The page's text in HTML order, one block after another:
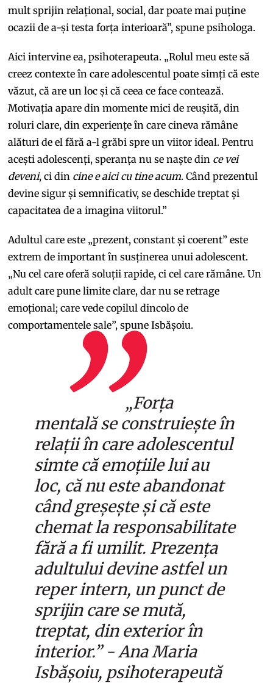
mult sprijin relațional, social, dar poate mai puține
ocazii de a-și testa forța interioară”, spune psihologa.
Aici intervine ea, psihoterapeuta. „Rolul meu este să
creez contexte în care adolescentul poate simți că este
văzut, că are un loc și că ceea ce face contează.
Motivația apare din momente mici de reușită, din
roluri clare, din experiențe în care cineva rămâne
alături de el fără a-l grăbi spre un viitor ideal. Pentru
acești adolescenți, speranța nu se naște din ce vei
deveni, ci din cine e aici cu tine acum. Când prezentul
devine sigur și semnificativ, se deschide treptat și
capacitatea de a imagina viitorul.”
Adultul care este „prezent, constant și coerent” este
extrem de important în susținerea unui adolescent.
„Nu cel care oferă soluții rapide, ci cel care rămâne. Un
adult care pune limite clare, dar nu se retrage
emoțional; care vede copilul dincolo de
comportamentele sale”, spune Isbășoiu.
„Forța
mentală se construiește în
relații în care adolescentul
simte că emoțiile lui au
loc, că nu este abandonat
când greșește și că este
chemat la responsabilitate
fără a fi umilit. Prezența
adultului devine astfel un
reper intern, un punct de
sprijin care se mută,
treptat, din exterior în
interior.” - Ana Maria
Isbășoiu, psihoterapeută